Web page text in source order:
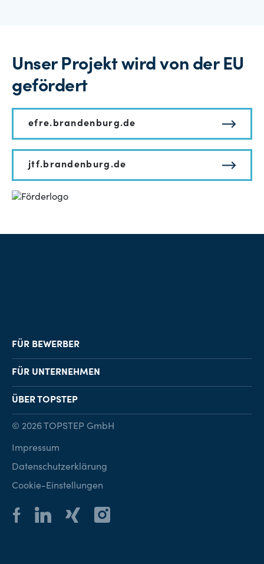
Unser Projekt wird von der EU
gefördert
efre.brandenburg.de
jtf.brandenburg.de
FÜR BEWERBER
Job-Finder
Karriereberatung
FÜR UNTERNEHMEN
Personalvermittlung
Personalsuche
ÜBER TOPSTEP
Kontakt
© 2026 TOPSTEP GmbH
Impressum
Datenschutzerklärung
Cookie-Einstellungen